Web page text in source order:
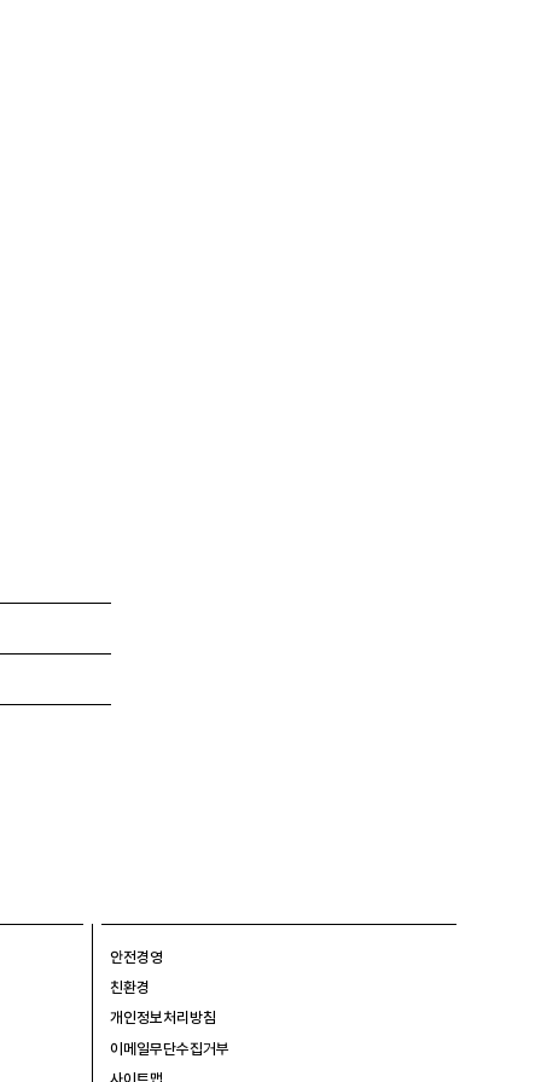
안전경영
친환경
개인정보처리방침
이메일무단수집거부